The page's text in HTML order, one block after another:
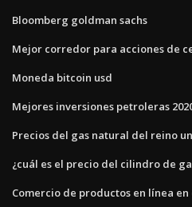
Bloomberg goldman sachs
Mejor corredor para acciones de
Moneda bitcoin usd
Mejores inversiones petroleras
Precios del gas natural del reino
¿cuál es el precio del cilindro de
Comercio de productos en línea en